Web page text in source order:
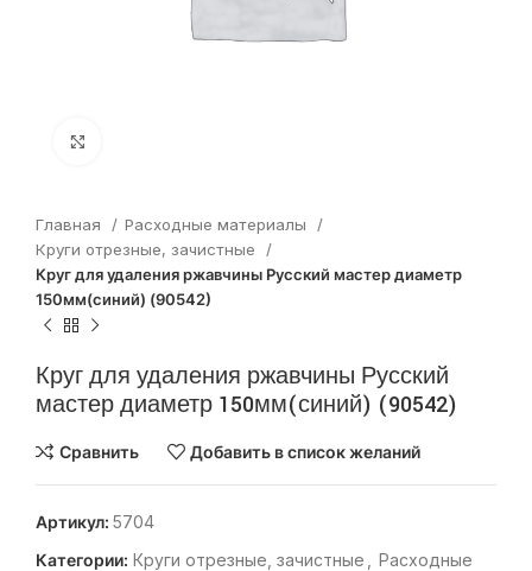
Главная
Расходные материалы
Круги отрезные, зачистные
Круг для удаления ржавчины Русский мастер диаметр
150мм(синий) (90542)
Круг для удаления ржавчины Русский
мастер диаметр 150мм(синий) (90542)
Сравнить Добавить в список желаний
Артикул: 5704
Категории: Круги отрезные, зачистные
Расходные